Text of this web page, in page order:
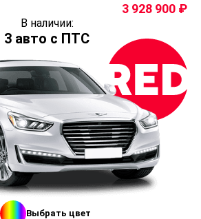
3 928 900
В наличии:
3 авто с ПТС
Выбрать цвет